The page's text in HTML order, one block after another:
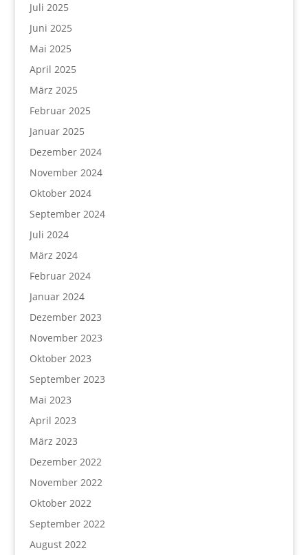
Juli 2025
Juni 2025
Mai 2025
April 2025
März 2025
Februar 2025
Januar 2025
Dezember 2024
November 2024
Oktober 2024
September 2024
Juli 2024
März 2024
Februar 2024
Januar 2024
Dezember 2023
November 2023
Oktober 2023
September 2023
Mai 2023
April 2023
März 2023
Dezember 2022
November 2022
Oktober 2022
September 2022
August 2022